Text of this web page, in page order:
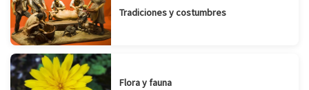
Tradiciones y costumbres
Flora y fauna